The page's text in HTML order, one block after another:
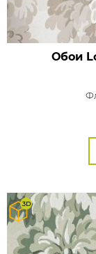
Обои